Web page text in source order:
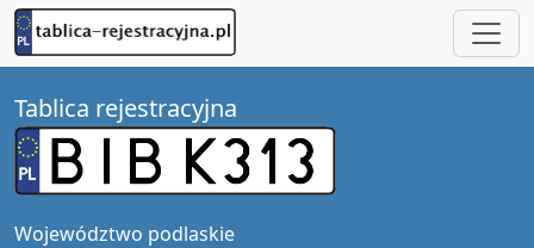
Tablica rejestracyjna
Województwo podlaskie